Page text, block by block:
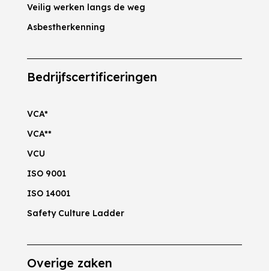
Veilig werken langs de weg
Asbestherkenning
Bedrijfscertificeringen
VCA*
VCA**
VCU
ISO 9001
ISO 14001
Safety Culture Ladder
Overige zaken